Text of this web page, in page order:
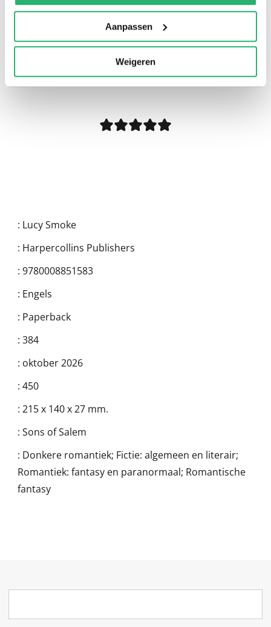
Aanpassen
Weigeren
: Lucy Smoke
: Harpercollins Publishers
: 9780008851583
: Engels
: Paperback
: 384
: oktober 2026
: 450
: 215 x 140 x 27 mm.
: Sons of Salem
: Donkere romantiek; Fictie: algemeen en literair;
Romantiek: fantasy en paranormaal; Romantische
fantasy